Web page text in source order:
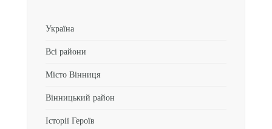
Україна
Всі райони
Місто Вінниця
Вінницький район
Історії Героїв